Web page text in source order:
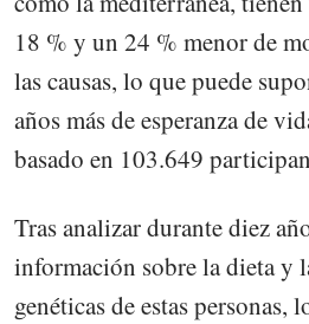
18 % y un 24 % menor de
las causas, lo que puede
años más de esperanza de
basado en 103.649
Tras analizar durante diez
información sobre la dieta y
genéticas de estas personas,